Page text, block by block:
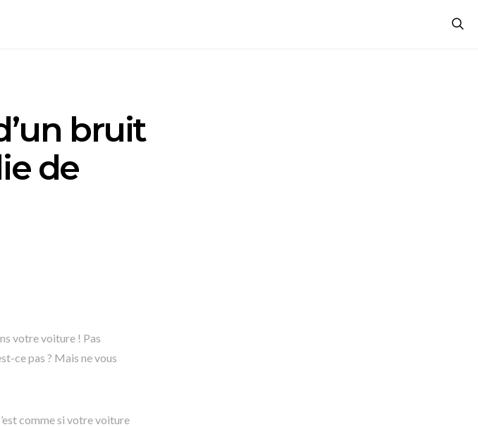
bruit
de
votre voiture ! Pas
ce pas ? Mais ne vous
comme si votre voiture